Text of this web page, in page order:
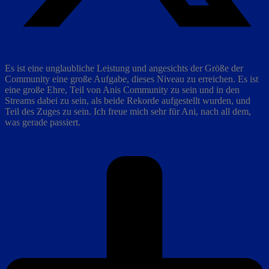
Es ist eine unglaubliche Leistung und angesichts der Größe der
Community eine große Aufgabe, dieses Niveau zu erreichen. Es ist
eine große Ehre, Teil von Anis Community zu sein und in den
Streams dabei zu sein, als beide Rekorde aufgestellt wurden, und
Teil des Zuges zu sein. Ich freue mich sehr für Ani, nach all dem,
was gerade passiert.